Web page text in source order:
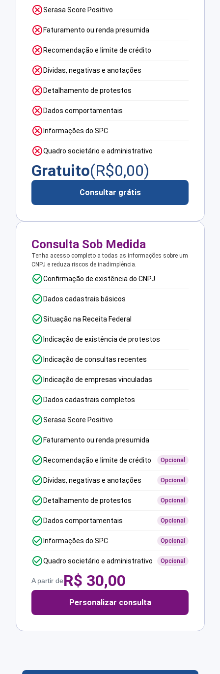
Serasa Score Positivo
Faturamento ou renda presumida
Recomendação e limite de crédito
Dívidas, negativas e anotações
Detalhamento de protestos
Dados comportamentais
Informações do SPC
Quadro societário e administrativo
Gratuito(R$0,00)
Consultar grátis
Consulta Sob Medida
Tenha acesso completo a todas as informações sobre um
CNPJ e reduza riscos de inadimplência.
Confirmação de existência do CNPJ
Dados cadastrais básicos
Situação na Receita Federal
Indicação de existência de protestos
Indicação de consultas recentes
Indicação de empresas vinculadas
Dados cadastrais completos
Serasa Score Positivo
Faturamento ou renda presumida
Recomendação e limite de crédito Opcional
Dívidas, negativas e anotações Opcional
Detalhamento de protestos Opcional
Dados comportamentais Opcional
Informações do SPC Opcional
Quadro societário e administrativo Opcional
A partir deR$ 30,00
Personalizar consulta